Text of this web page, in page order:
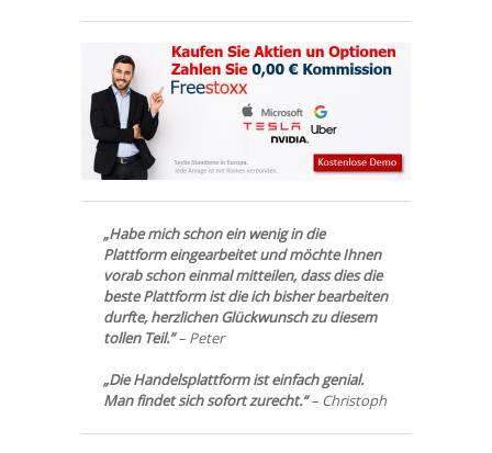
„Habe mich schon ein wenig in die
Plattform eingearbeitet und möchte Ihnen
vorab schon einmal mitteilen, dass dies die
beste Plattform ist die ich bisher bearbeiten
durfte, herzlichen Glückwunsch zu diesem
tollen Teil.”– Peter
„Die Handelsplattform ist einfach genial.
Man findet sich sofort zurecht.“– Christoph